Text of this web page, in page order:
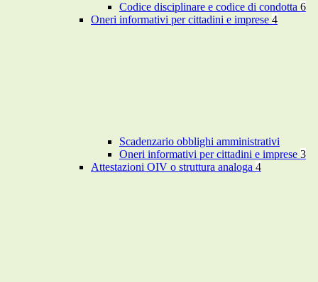
Codice disciplinare e codice di condotta 6
Oneri informativi per cittadini e imprese 4
Scadenzario obblighi amministrativi
Oneri informativi per cittadini e imprese 3
Attestazioni OIV o struttura analoga 4